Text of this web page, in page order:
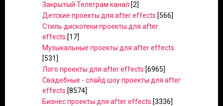
Закрытый Телеграм канал [2]
Детские проекты для after effects [566]
Стиль дискотеки проекты для after
effects [17]
Музыкальные проекты для after effects
[531]
Лого проекты для after effects [6965]
Свадебные - слайд шоу проекты для after
effects [8574]
Бизнес проекты для after effects [3336]